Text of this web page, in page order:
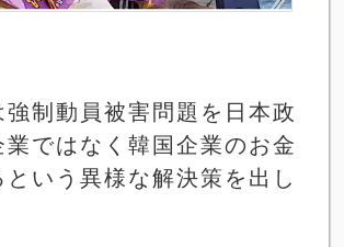
制動員被害問題を日本政
業ではなく韓国企業のお金
という異様な解決策を出し